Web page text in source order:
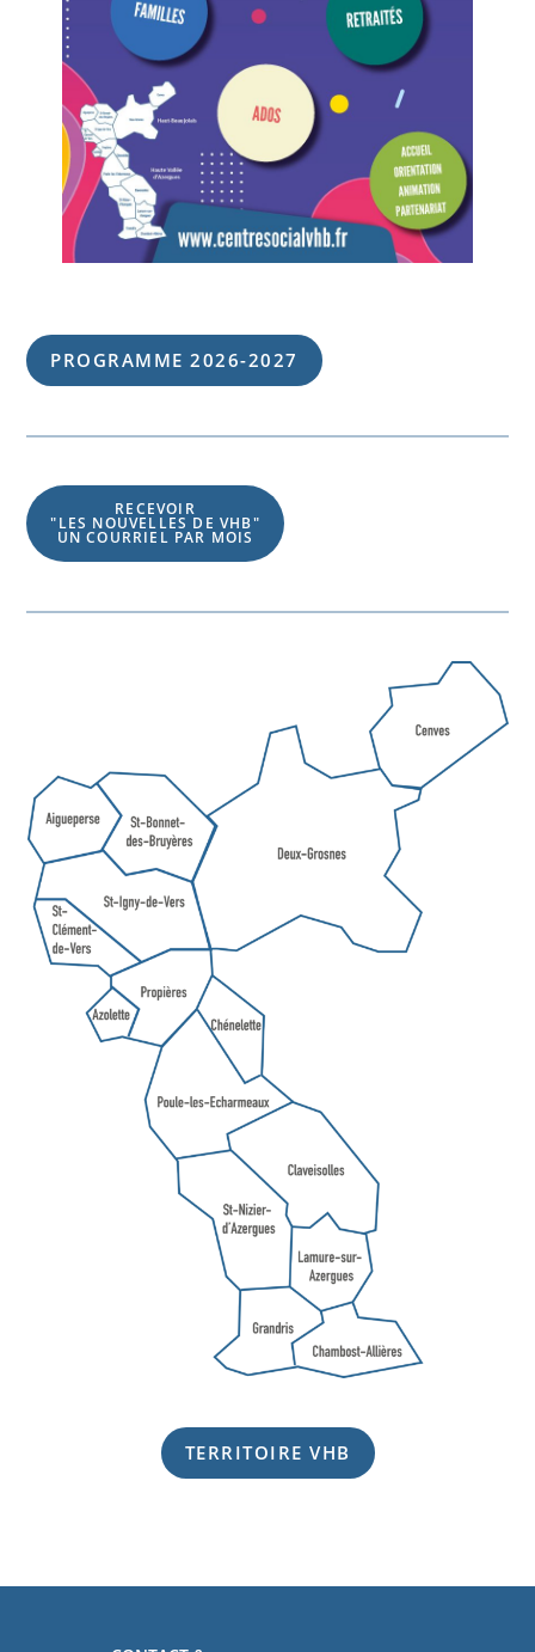
PROGRAMME 2026-2027
RECEVOIR
"LES NOUVELLES DE VHB"
UN COURRIEL PAR MOIS
TERRITOIRE VHB